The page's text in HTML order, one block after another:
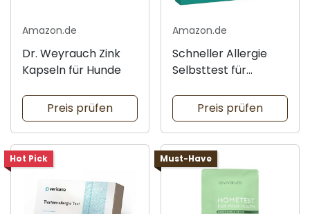
Amazon.de
Dr. Weyrauch Zink
Kapseln für Hunde
Preis prüfen
Amazon.de
Schneller Allergie
Selbsttest für
Preis prüfen
Hot Pick Must-Have